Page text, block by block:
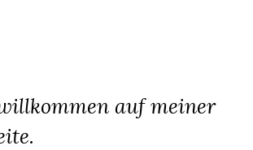
auf meiner